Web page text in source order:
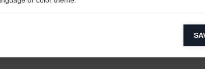
cookies help us improve our website by collecting and